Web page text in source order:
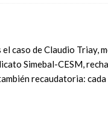
caso de Claudio Triay,
Simebal-CESM,
recaudatoria: